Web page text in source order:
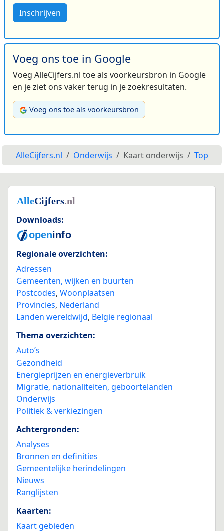
Inschrijven
Voeg ons toe in Google
Voeg AlleCijfers.nl toe als voorkeursbron in Google
en je ziet ons vaker terug in je zoekresultaten.
Voeg ons toe als voorkeursbron
AlleCijfers.nl Onderwijs Kaart onderwijs Top
Downloads:
Regionale overzichten:
Adressen
Gemeenten, wijken en buurten
Postcodes, Woonplaatsen
Provincies, Nederland
Landen wereldwijd, België regionaal
Thema overzichten:
Auto’s
Gezondheid
Energieprijzen en energieverbruik
Migratie, nationaliteiten, geboortelanden
Onderwijs
Politiek & verkiezingen
Achtergronden:
Analyses
Bronnen en definities
Gemeentelijke herindelingen
Nieuws
Ranglijsten
Kaarten:
Kaart gebieden